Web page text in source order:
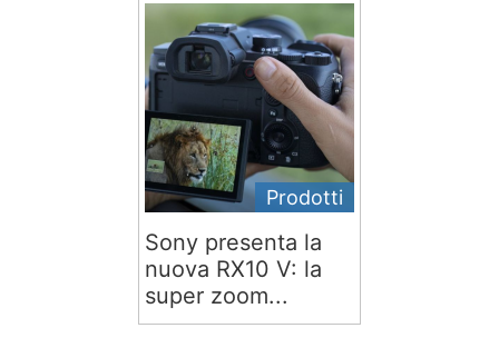
Prodotti
Sony presenta la
nuova RX10 V: la
super zoom...